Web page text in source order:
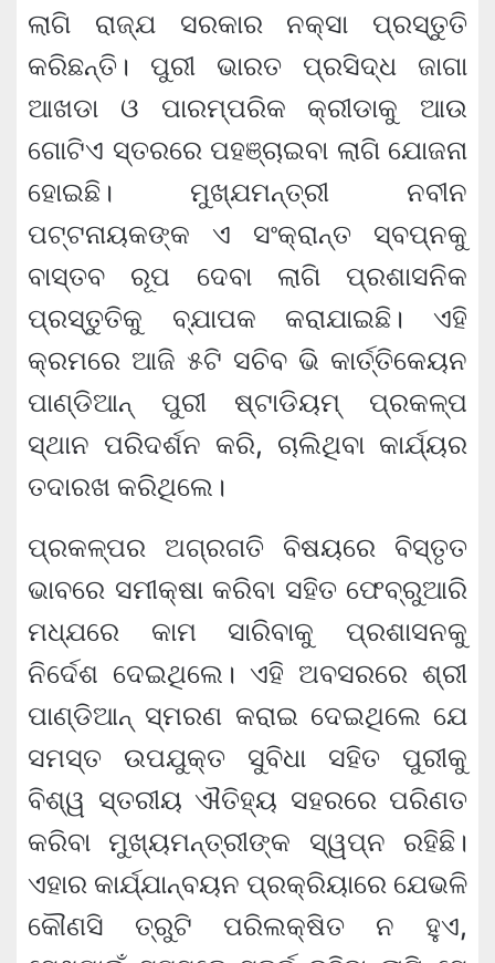
ଲାଗି ରାଜ୍ଯ ସରକାର ନକ୍ସା ପ୍ରସ୍ତୁତି
କରିଛନ୍ତି। ପୁରୀ ଭାରତ ପ୍ରସିଦ୍ଧ ଜାଗା
ଆଖଡା ଓ ପାରମ୍ପରିକ କ୍ରୀଡାକୁ ଆଉ
ଗୋଟିଏ ସ୍ତରରେ ପହଞ୍ଚାଇବା ଲାଗି ଯୋଜନା
ହୋଇଛି। ମୁଖ୍ଯମନ୍ତ୍ରୀ ନବୀନ
ପଟ୍ଟନାୟକଙ୍କ ଏ ସଂକ୍ରାନ୍ତ ସ୍ବପ୍ନକୁ
ବାସ୍ତବ ରୂପ ଦେବା ଲାଗି ପ୍ରଶାସନିକ
ପ୍ରସ୍ତୁତିକୁ ବ୍ଯାପକ କରାଯାଇଛି। ଏହି
କ୍ରମରେ ଆଜି ୫ଟି ସଚିବ ଭି କାର୍ତ୍ତିକେୟନ
ପାଣ୍ଡିଆନ୍ ପୁରୀ ଷ୍ଟାଡିୟମ୍ ପ୍ରକଳ୍ପ
ସ୍ଥାନ ପରିଦର୍ଶନ କରି, ଚାଲିଥିବା କାର୍ଯ୍ୟର
ତଦାରଖ କରିଥିଲେ।
ପ୍ରକଳ୍ପର ଅଗ୍ରଗତି ବିଷୟରେ ବିସ୍ତୃତ
ଭାବରେ ସମୀକ୍ଷା କରିବା ସହିତ ଫେବ୍ରୁଆରି
ମଧ୍ଯରେ କାମ ସାରିବାକୁ ପ୍ରଶାସନକୁ
ନିର୍ଦେଶ ଦେଇଥିଲେ। ଏହି ଅବସରରେ ଶ୍ରୀ
ପାଣ୍ଡିଆନ୍ ସ୍ମରଣ କରାଇ ଦେଇଥିଲେ ଯେ
ସମସ୍ତ ଉପଯୁକ୍ତ ସୁବିଧା ସହିତ ପୁରୀକୁ
ବିଶ୍ୱ ସ୍ତରୀୟ ଐତିହ୍ୟ ସହରରେ ପରିଣତ
କରିବା ମୁଖ୍ୟମନ୍ତ୍ରୀଙ୍କ ସ୍ୱପ୍ନ ରହିଛି।
ଏହାର କାର୍ଯ୍ଯାନ୍ବୟନ ପ୍ରକ୍ରିୟାରେ ଯେଭଳି
କୌଣସି ତ୍ରୁଟି ପରିଲକ୍ଷିତ ନ ହୁଏ,